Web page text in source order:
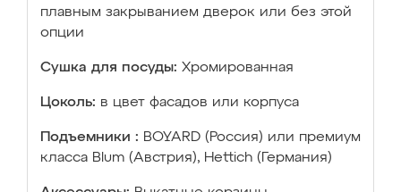
плавным закрыванием дверок или без этой
опции
Сушка для посуды: Хромированная
Цоколь: в цвет фасадов или корпуса
Подъемники : BOYARD (Россия) или премиум
класса Blum (Австрия), Hettich (Германия)